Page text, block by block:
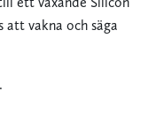
att vakna och säga